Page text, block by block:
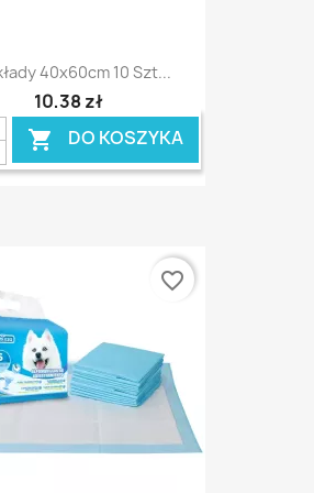
40x60cm 10 Szt...
10,38 zł
 DO KOSZYKA
favorite_border